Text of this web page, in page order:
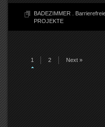
BADEZIMMER
PROJEKTE
1 2 Next »